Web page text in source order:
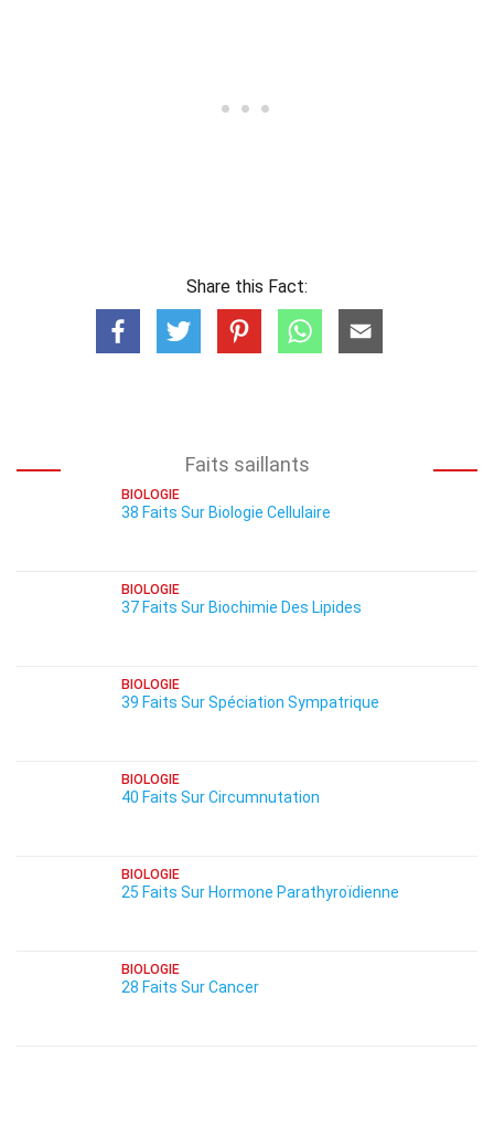
Share this Fact:
Faits saillants
BIOLOGIE
38 Faits Sur Biologie Cellulaire
BIOLOGIE
37 Faits Sur Biochimie Des Lipides
BIOLOGIE
39 Faits Sur Spéciation Sympatrique
BIOLOGIE
40 Faits Sur Circumnutation
BIOLOGIE
25 Faits Sur Hormone Parathyroïdienne
BIOLOGIE
28 Faits Sur Cancer